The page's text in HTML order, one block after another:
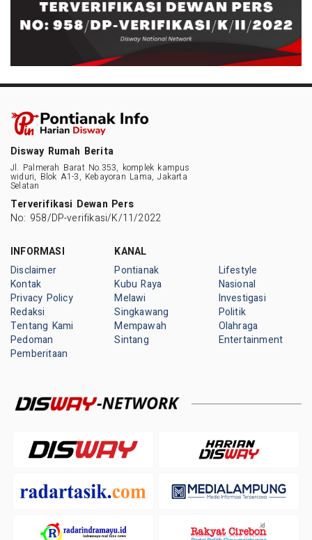
Disway Rumah Berita
Jl. Palmerah Barat No.353, komplek kampus
widuri, Blok A1-3, Kebayoran Lama, Jakarta
Selatan
Terverifikasi Dewan Pers
No: 958/DP-verifikasi/K/11/2022
INFORMASI
Disclaimer
Kontak
Privacy Policy
Redaksi
Tentang Kami
Pedoman
Pemberitaan
KANAL
Pontianak
Kubu Raya
Melawi
Singkawang
Mempawah
Sintang
Lifestyle
Nasional
Investigasi
Politik
Olahraga
Entertainment